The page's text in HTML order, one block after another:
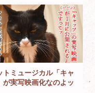
トミュージカル「キャ
が実写映画化なのよッ